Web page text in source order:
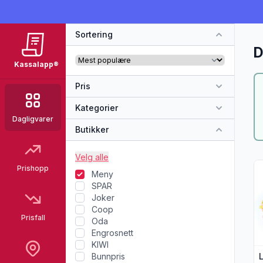
Kassalapp®
Dagligvarer
Prishopp
Prisfall
Sortering
Pris
Kategorier
Butikker
Velg alle
Meny
SPAR
Joker
Coop
Oda
Engrosnett
KIWI
Bunnpris